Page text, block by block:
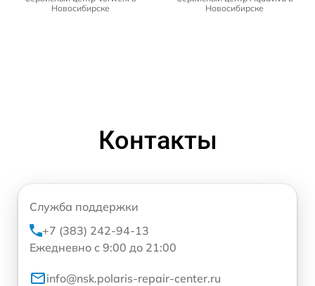
Новосибирске
Новосибирске
Контакты
Служба поддержки
+7 (383) 242-94-13
Ежедневно с 9:00 до 21:00
info@nsk.polaris-repair-center.ru